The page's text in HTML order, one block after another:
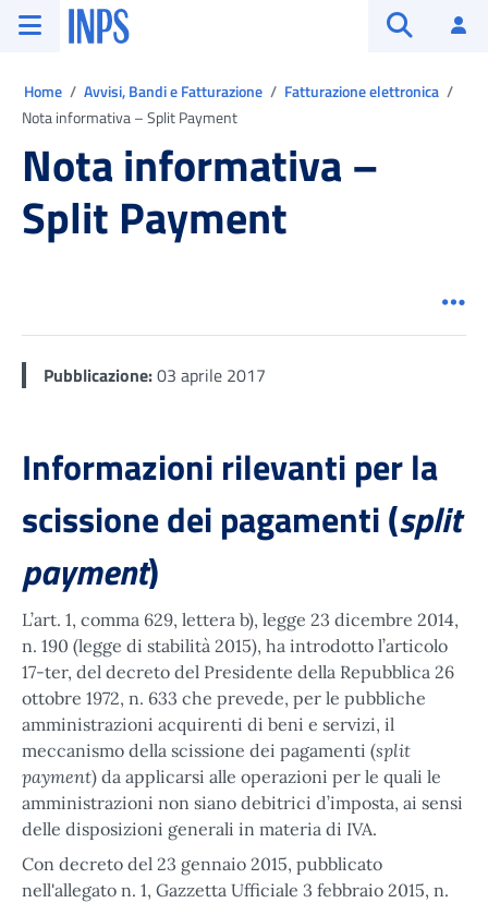
Vai al menu principale
Vai al contenuto principale
Vai al pie' di pagina
INPS ()
Home Avvisi, Bandi e Fatturazione
Fatturazione elettronica
Nota informativa – Split Payment
Nota informativa –
Split Payment
Pubblicazione:03 aprile 2017
Informazioni rilevanti per la
scissione dei pagamenti (split
payment)
L’art. 1, comma 629, lettera b), legge 23 dicembre 2014,
n. 190 (legge di stabilità 2015), ha introdotto l’articolo
17-ter, del decreto del Presidente della Repubblica 26
ottobre 1972, n. 633 che prevede, per le pubbliche
amministrazioni acquirenti di beni e servizi, il
meccanismo della scissione dei pagamenti (split
payment) da applicarsi alle operazioni per le quali le
amministrazioni non siano debitrici d’imposta, ai sensi
delle disposizioni generali in materia di IVA.
Con decreto del 23 gennaio 2015, pubblicato
nell'allegato n. 1, Gazzetta Ufficiale 3 febbraio 2015, n.